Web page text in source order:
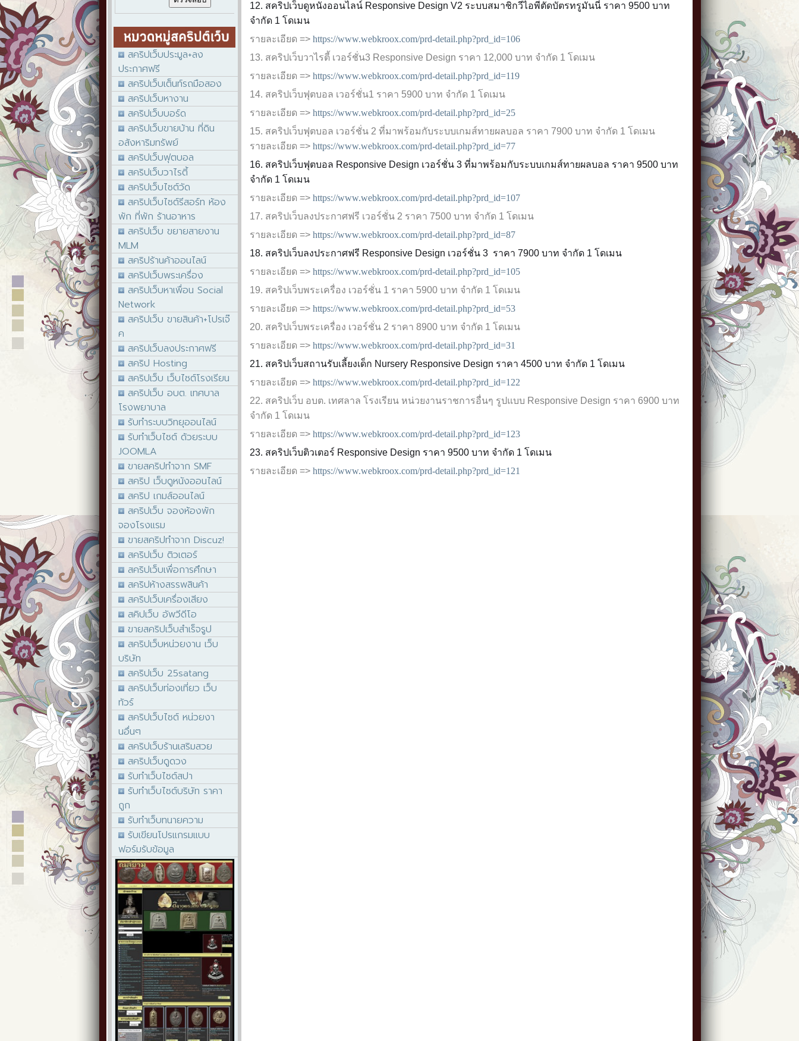
สคริปเว็บประมูล+ลง
ประกาศฟรี
สคริปเว็บเต็นท์รถมือสอง
สคริปเว็บหางาน
สคริปเว็บบอร์ด
สคริปเว็บขายบ้าน ที่ดิน
อสังหาริมทรัพย์
สคริปเว็บฟุตบอล
สคริปเว็บวาไรตี้
สคริปเว็บไซต์วัด
สคริปเว็บไซต์รีสอร์ท ห้อง
พัก ที่พัก ร้านอาหาร
สคริปเว็บ ขยายสายงาน
MLM
สคริปร้านค้าออนไลน์
สคริปเว็บพระเครื่อง
สคริปเว็บหาเพื่อน Social
Network
สคริปเว็บ ขายสินค้า+โปรเจ๊
ค
สคริปเว็บลงประกาศฟรี
สคริป Hosting
สคริปเว็บ เว็บไซต์โรงเรียน
สคริปเว็บ อบต. เทศบาล
โรงพยาบาล
รับทำระบบวิทยุออนไลน์
รับทำเว็บไซต์ ด้วยระบบ
JOOMLA
ขายสคริปทำจาก SMF
สคริป เว็บดูหนังออนไลน์
สคริป เกมส์ออนไลน์
สคริปเว็บ จองห้องพัก
จองโรงแรม
ขายสคริปทำจาก Discuz!
สคริปเว็บ ติวเตอร์
สคริปเว็บเพื่อการศึกษา
สคริปห้างสรรพสินค้า
สคริปเว็บเครื่องเสียง
สคิปเว็บ อัพวีดีโอ
ขายสคริปเว็บสำเร็จรูป
สคริปเว็บหน่วยงาน เว็บ
บริษัท
สคริปเว็บ 25satang
สคริปเว็บท่องเที่ยว เว็บ
ทัวร์
สคริปเว็บไซต์ หน่วยงา
นอื่นๆ
สคริปเว็บร้านเสริมสวย
สคริปเว็บดูดวง
รับทำเว็บไซต์สปา
รับทำเว็บไซต์บริษัท ราคา
ถูก
รับทำเว็บทนายความ
รับเขียนโปรแกรมแบบ
ฟอร์มรับข้อมูล
12. สคริปเว็บดูหนังออนไลน์ Responsive Design V2 ระบบสมาชิกวีไอพีตัดบัตรทรูมันนี่ ราคา 9500 บาท
จำกัด 1 โดเมน
รายละเอียด => https://www.webkroox.com/prd-detail.php?prd_id=106
13. สคริปเว็บวาไรตี้ เวอร์ชั่น3 Responsive Design ราคา 12,000 บาท จำกัด 1 โดเมน
รายละเอียด => https://www.webkroox.com/prd-detail.php?prd_id=119
14. สคริปเว็บฟุตบอล เวอร์ชั่น1 ราคา 5900 บาท จำกัด 1 โดเมน
รายละเอียด => https://www.webkroox.com/prd-detail.php?prd_id=25
15. สคริปเว็บฟุตบอล เวอร์ชั่น 2 ที่มาพร้อมกับระบบเกมส์ทายผลบอล ราคา 7900 บาท จำกัด 1 โดเมน
รายละเอียด => https://www.webkroox.com/prd-detail.php?prd_id=77
16. สคริปเว็บฟุตบอล Responsive Design เวอร์ชั่น 3 ที่มาพร้อมกับระบบเกมส์ทายผลบอล ราคา 9500 บาท
จำกัด 1 โดเมน
รายละเอียด => https://www.webkroox.com/prd-detail.php?prd_id=107
17. สคริปเว็บลงประกาศฟรี เวอร์ชั่น 2 ราคา 7500 บาท จำกัด 1 โดเมน
รายละเอียด => https://www.webkroox.com/prd-detail.php?prd_id=87
18. สคริปเว็บลงประกาศฟรี Responsive Design เวอร์ชั่น 3 ราคา 7900 บาท จำกัด 1 โดเมน
รายละเอียด => https://www.webkroox.com/prd-detail.php?prd_id=105
19. สคริปเว็บพระเครื่อง เวอร์ชั่น1 ราคา 5900 บาท จำกัด 1 โดเมน
รายละเอียด => https://www.webkroox.com/prd-detail.php?prd_id=53
20. สคริปเว็บพระเครื่อง เวอร์ชั่น2 ราคา 8900 บาท จำกัด 1 โดเมน
รายละเอียด => https://www.webkroox.com/prd-detail.php?prd_id=31
21. สคริปเว็บสถานรับเลี้ยงเด็ก Nursery Responsive Design ราคา 4500 บาท จำกัด 1 โดเมน
รายละเอียด => https://www.webkroox.com/prd-detail.php?prd_id=122
22. สคริปเว็บ อบต. เทศลาล โรงเรียน หน่วยงานราชการอื่นๆ รูปแบบ Responsive Design ราคา 6900 บาท
จำกัด 1 โดเมน
รายละเอียด => https://www.webkroox.com/prd-detail.php?prd_id=123
23. สคริปเว็บติวเตอร์ Responsive Design ราคา 9500 บาท จำกัด 1 โดเมน
รายละเอียด => https://www.webkroox.com/prd-detail.php?prd_id=121